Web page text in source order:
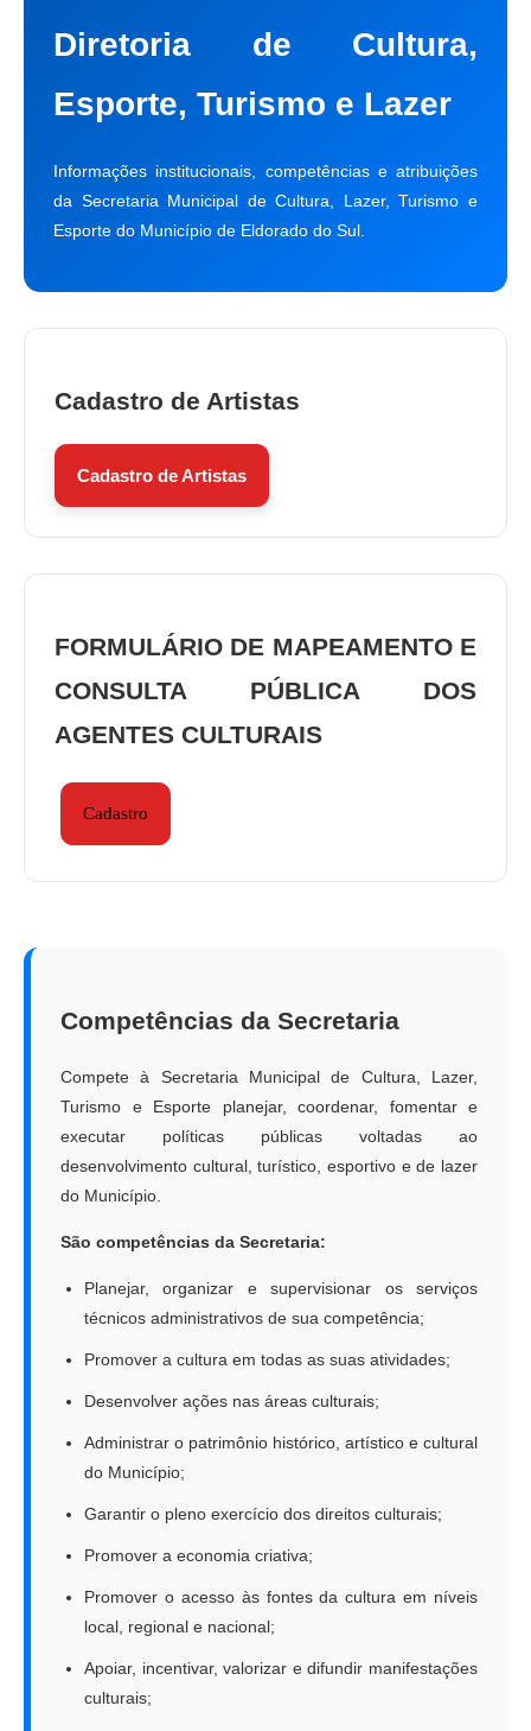
Diretoria de Cultura,
Esporte, Turismo e Lazer
Informações institucionais, competências e atribuições
da Secretaria Municipal de Cultura, Lazer, Turismo e
Esporte do Município de Eldorado do Sul.
Cadastro de Artistas
Cadastro de Artistas
FORMULÁRIO DE MAPEAMENTO E
CONSULTA PÚBLICA DOS
AGENTES CULTURAIS
Cadastro
Competências da Secretaria
Compete à Secretaria Municipal de Cultura, Lazer,
Turismo e Esporte planejar, coordenar, fomentar e
executar políticas públicas voltadas ao
desenvolvimento cultural, turístico, esportivo e de lazer
do Município.
São competências da Secretaria:
Planejar, organizar e supervisionar os serviços
técnicos administrativos de sua competência;
Promover a cultura em todas as suas atividades;
Desenvolver ações nas áreas culturais;
Administrar o patrimônio histórico, artístico e cultural
do Município;
Garantir o pleno exercício dos direitos culturais;
Promover a economia criativa;
Promover o acesso às fontes da cultura em níveis
local, regional e nacional;
Apoiar, incentivar, valorizar e difundir manifestações
culturais;